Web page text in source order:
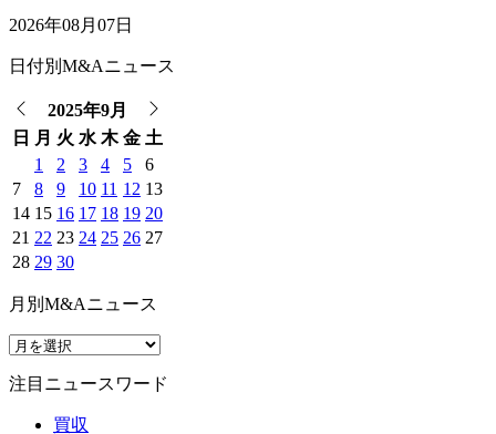
2026年08月07日
日付別M&Aニュース
2025年9月
日
月 火 水 木 金 土
1
2 3 4 5
6
7
8 9 10 11 12 13
14 15 16 17 18 19 20
21 22 23 24 25 26 27
28 29 30
月別M&Aニュース
注目ニュースワード
買収